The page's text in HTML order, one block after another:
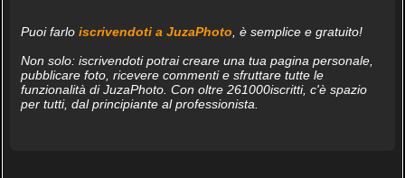
Puoi farlo iscrivendoti a JuzaPhoto , è semplice e gratuito!
Non solo: iscrivendoti potrai creare una tua pagina personale,
pubblicare foto, ricevere commenti e sfruttare tutte le
funzionalità di JuzaPhoto. Con oltre 261000iscritti, c'è spazio
per tutti, dal principiante al professionista.